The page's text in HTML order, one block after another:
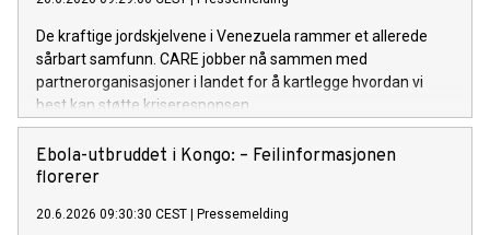
De kraftige jordskjelvene i Venezuela rammer et allerede
sårbart samfunn. CARE jobber nå sammen med
partnerorganisasjoner i landet for å kartlegge hvordan vi
best kan støtte kriseresponsen.
Ebola-utbruddet i Kongo: – Feilinformasjonen
florerer
20.6.2026 09:30:30 CEST | Pressemelding